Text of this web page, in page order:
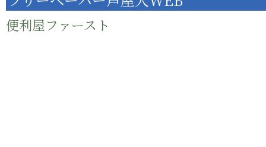
便利屋ファースト